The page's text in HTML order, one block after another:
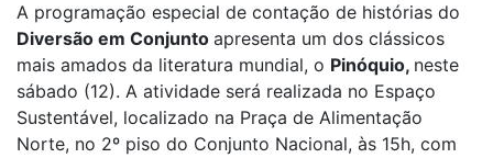
A programação especial de contação de histórias do
Diversão em Conjunto apresenta um dos clássicos
mais amados da literatura mundial, o Pinóquio, neste
sábado (12). A atividade será realizada no Espaço
Sustentável, localizado na Praça de Alimentação
Norte, no 2º piso do Conjunto Nacional, às 15h, com